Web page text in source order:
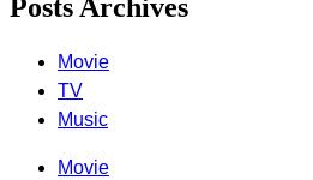
Posts Archives
Movie
TV
Music
Movie